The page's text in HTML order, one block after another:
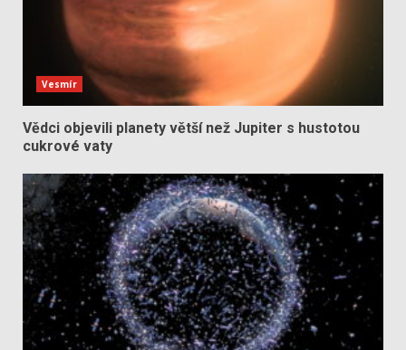
Vesmír
Vědci objevili planety větší než Jupiter s hustotou
cukrové vaty